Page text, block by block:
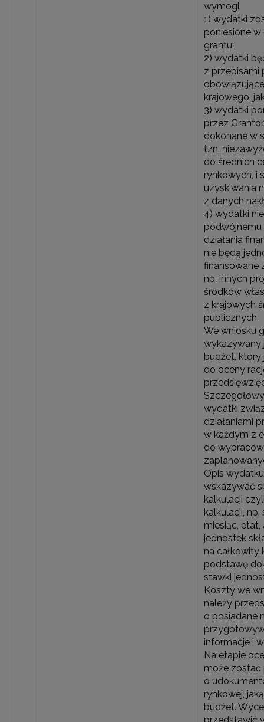
wymogi:
1) wydatki
poniesione w
grantu;
2) wydatki
z przepisami
krajowego,
3) wydatki
przez
dokonane w
tzn.
do średnich
rynkowych, i
uzyskiwania
z danych
4) wydatki
podwójnemu
działania
nie będą
finansowane
np. innych
środków
z krajowych
publicznych.
We wniosku
wykazywany
budżet,
do oceny
wydatki
działaniami
w każdym z
do
Opis
wskazywać
kalkulacji
kalkulacji,
miesiąc,
jednostek
na całkowity
podstawę
stawki
Koszty we
należy
o posiadane
informacje i
Na etapie
może
o
rynkowej,
budżet.